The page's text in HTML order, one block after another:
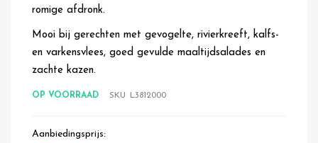
romige afdronk.
Mooi bij gerechten met gevogelte, rivierkreeft, kalfs-
en varkensvlees, goed gevulde maaltijdsalades en
zachte kazen.
OP VOORRAAD SKU L3812000
Aanbiedingsprijs